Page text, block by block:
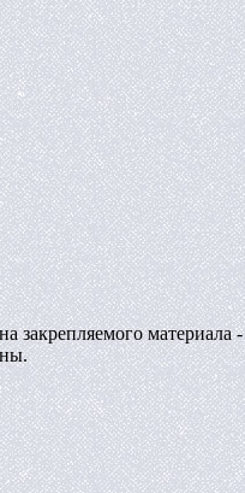
закрепляемого